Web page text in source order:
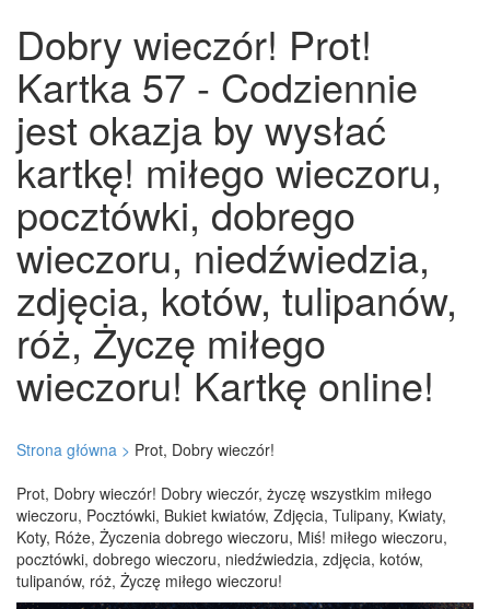
Dobry wieczór! Prot!
Kartka 57 - Codziennie
jest okazja by wysłać
kartkę! miłego wieczoru,
pocztówki, dobrego
wieczoru, niedźwiedzia,
zdjęcia, kotów, tulipanów,
róż, Życzę miłego
wieczoru! Kartkę online!
Strona główna > Prot, Dobry wieczór!
Prot, Dobry wieczór! Dobry wieczór, życzę wszystkim miłego
wieczoru, Pocztówki, Bukiet kwiatów, Zdjęcia, Tulipany, Kwiaty,
Koty, Róże, Życzenia dobrego wieczoru, Miś! miłego wieczoru,
pocztówki, dobrego wieczoru, niedźwiedzia, zdjęcia, kotów,
tulipanów, róż, Życzę miłego wieczoru!